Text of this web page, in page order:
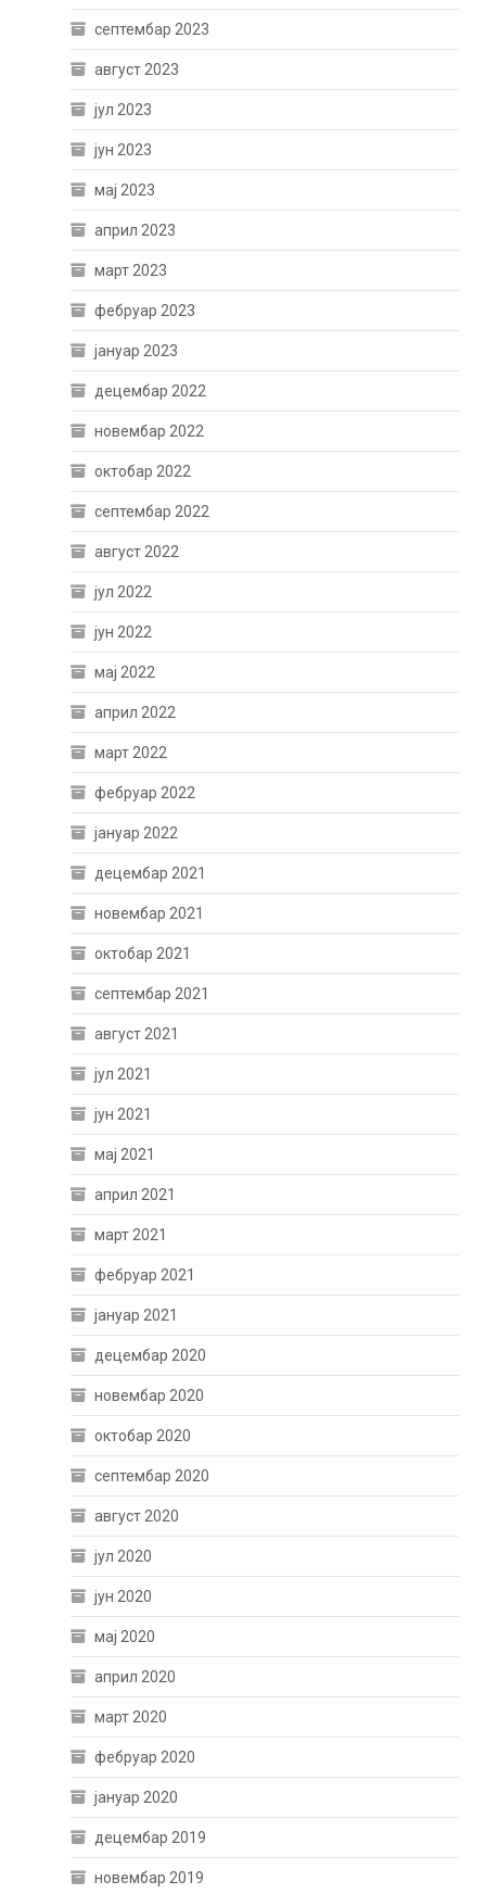
септембар 2023
август 2023
јул 2023
јун 2023
мај 2023
април 2023
март 2023
фебруар 2023
јануар 2023
децембар 2022
новембар 2022
октобар 2022
септембар 2022
август 2022
јул 2022
јун 2022
мај 2022
април 2022
март 2022
фебруар 2022
јануар 2022
децембар 2021
новембар 2021
октобар 2021
септембар 2021
август 2021
јул 2021
јун 2021
мај 2021
април 2021
март 2021
фебруар 2021
јануар 2021
децембар 2020
новембар 2020
октобар 2020
септембар 2020
август 2020
јул 2020
јун 2020
мај 2020
април 2020
март 2020
фебруар 2020
јануар 2020
децембар 2019
новембар 2019